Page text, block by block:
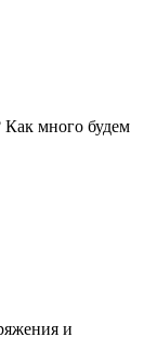
Как много будем
и